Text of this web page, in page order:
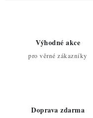
Výhodné akce
pro věrné zákazníky
Doprava zdarma